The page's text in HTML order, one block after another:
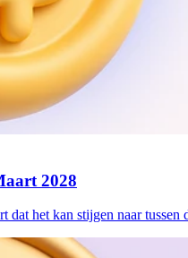
2028
het kan stijgen naar